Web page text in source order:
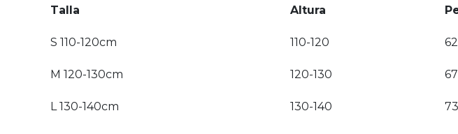
Talla Altura
S 110-120cm 110-120 62
M 120-130cm 120-130 67
L 130-140cm 130-140 73